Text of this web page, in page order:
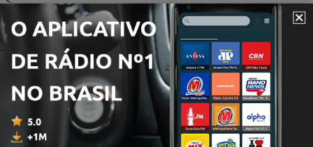
178-181 Capítulo XV. Médiums escribientes o
psicógrafos | Libro de los Médiums | 21.07.2026
119 - 172-174 Capítulo XIV. Acerca de los médiums |
Libro de los Médiums
15 jul. 2026
118 - 166-168 Capítulo XIV. Acerca de los médiums |
Libro de los Médiums | 30.06.2026